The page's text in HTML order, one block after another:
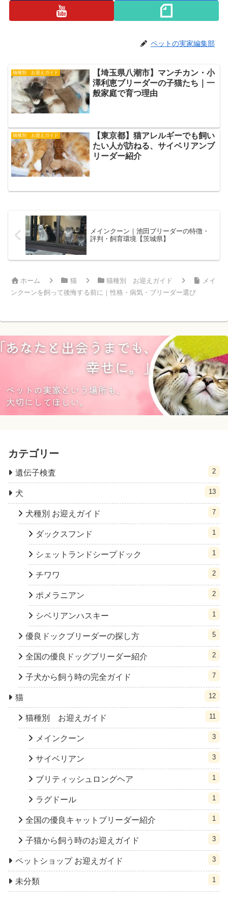
ペットの実家編集部
猫種別 お迎えガイド
【埼玉県八潮市】マンチカン・小
澤利恵ブリーダーの子猫たち｜一
般家庭で育つ理由
猫種別 お迎えガイド
【東京都】猫アレルギーでも飼い
たい人が訪ねる、サイベリアンブ
リーダー紹介
メインクーン｜池田ブリーダーの特徴・
評判・飼育環境【茨城県】
ホーム 猫 猫種別 お迎えガイド
メイ
ンクーンを飼って後悔する前に｜性格・病気・ブリーダー選び
カテゴリー
遺伝子検査 2
犬 13
犬種別 お迎えガイド 7
ダックスフンド 1
シェットランドシープドック 1
チワワ 2
ポメラニアン 2
シベリアンハスキー 1
優良ドックブリーダーの探し方 5
全国の優良ドッグブリーダー紹介 2
子犬から飼う時の完全ガイド 7
猫 12
猫種別 お迎えガイド 11
メインクーン 3
サイベリアン 3
ブリティッシュロングヘア 1
ラグドール 1
全国の優良キャットブリーダー紹介 1
子猫から飼う時のお迎えガイド 3
ペットショップ お迎えガイド 3
未分類 1